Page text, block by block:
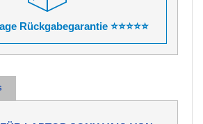
Rückgabegarantie ⭐⭐⭐⭐⭐